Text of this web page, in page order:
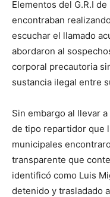
Elementos del G.R.I
encontraban
escuchar el llamado
abordaron al
corporal precautoria
sustancia ilegal entre
Sin embargo al llevar
de tipo repartidor que
municipales
transparente que
identificó como Luis
detenido y trasladado